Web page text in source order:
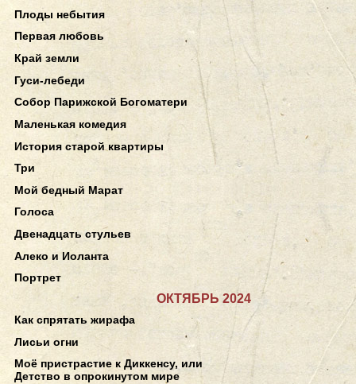
Плоды небытия
Первая любовь
Край земли
Гуси-лебеди
Собор Парижской Богоматери
Маленькая комедия
История старой квартиры
Три
Мой бедный Марат
Голоса
Двенадцать стульев
Алеко и Иоланта
Портрет
ОКТЯБРЬ 2024
Как спрятать жирафа
Лисьи огни
Моё пристрастие к Диккенсу, или
Детство в опрокинутом мире